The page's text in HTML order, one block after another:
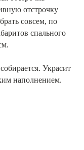
отстрочку
совсем, по
спального
Украсит
наполнением.